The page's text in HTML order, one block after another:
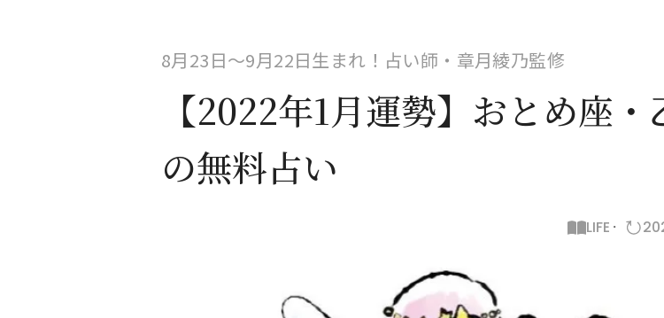
8月23日〜9月22日生まれ！占い師・章月綾乃監修
【2022年1月運勢】おとめ座・
の無料占い
LIFE